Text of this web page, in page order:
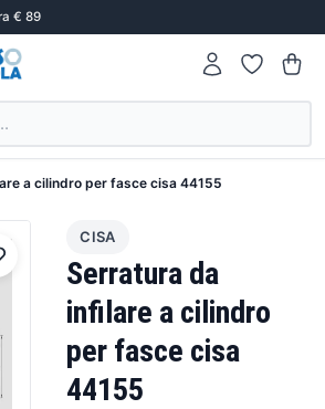
€ 89
a cilindro per fasce cisa 44155
CISA
Serratura da
infilare a cilindro
per fasce cisa
44155